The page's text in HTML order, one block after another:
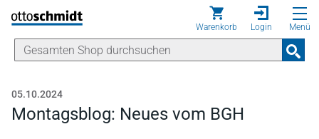
Direkt zum Inhalt
Warenkorb Login Menü
05.10.2024
Montagsblog: Neues vom BGH